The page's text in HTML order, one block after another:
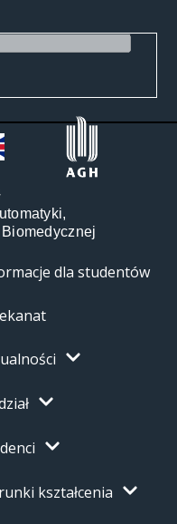
Biomedycznej
dla studentów
kształcenia